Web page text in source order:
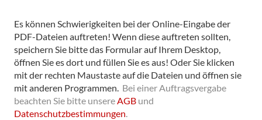
Es können Schwierigkeiten bei der Online-Eingabe der
PDF-Dateien auftreten! Wenn diese auftreten sollten,
speichern Sie bitte das Formular auf Ihrem Desktop,
öffnen Sie es dort und füllen Sie es aus! Oder Sie klicken
mit der rechten Maustaste auf die Dateien und öffnen sie
mit anderen Programmen. Bei einer Auftragsvergabe
beachten Sie bitte unsereAGB und
Datenschutzbestimmungen.